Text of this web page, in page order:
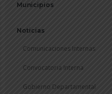
Municipios
Noticias
Comunicaciones Internas
Convocatoria Interna
Gobierno Departamental